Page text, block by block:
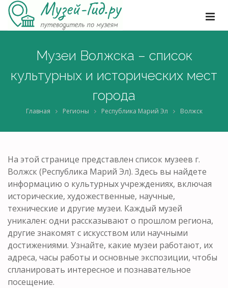
Музеи Волжска – список
культурных и исторических мест
города
Главная Регионы Республика Марий Эл Волжск
На этой странице представлен список музеев г.
Волжск (Республика Марий Эл). Здесь вы найдете
информацию о культурных учреждениях, включая
исторические, художественные, научные,
технические и другие музеи. Каждый музей
уникален: одни рассказывают о прошлом региона,
другие знакомят с искусством или научными
достижениями. Узнайте, какие музеи работают, их
адреса, часы работы и основные экспозиции, чтобы
спланировать интересное и познавательное
посещение.